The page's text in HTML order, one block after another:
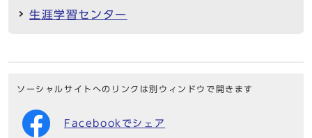
生涯学習センター
ソーシャルサイトへのリンクは別ウィンドウで開きます
Facebookでシェア